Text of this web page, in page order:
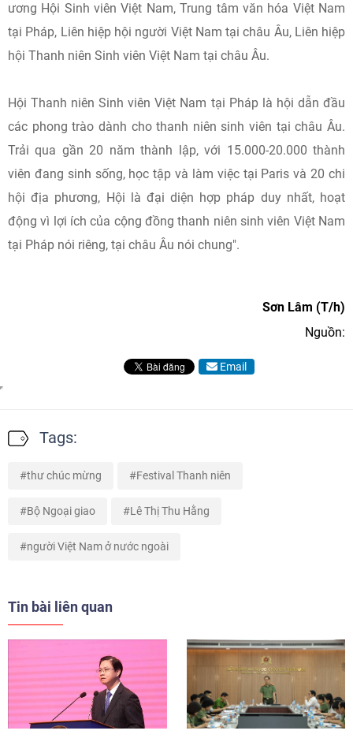
ương Hội Sinh viên Việt Nam, Trung tâm văn hóa Việt Nam
tại Pháp, Liên hiệp hội người Việt Nam tại châu Âu, Liên hiệp
hội Thanh niên Sinh viên Việt Nam tại châu Âu.
Hội Thanh niên Sinh viên Việt Nam tại Pháp là hội dẫn đầu
các phong trào dành cho thanh niên sinh viên tại châu Âu.
Trải qua gần 20 năm thành lập, với 15.000-20.000 thành
viên đang sinh sống, học tập và làm việc tại Paris và 20 chi
hội địa phương, Hội là đại diện hợp pháp duy nhất, hoạt
động vì lợi ích của cộng đồng thanh niên sinh viên Việt Nam
tại Pháp nói riêng, tại châu Âu nói chung".
Sơn Lâm (T/h)
Nguồn:
Email
Tags:
thư chúc mừng Festival Thanh niên
Bộ Ngoại giao Lê Thị Thu Hằng
người Việt Nam ở nước ngoài
Tin bài liên quan